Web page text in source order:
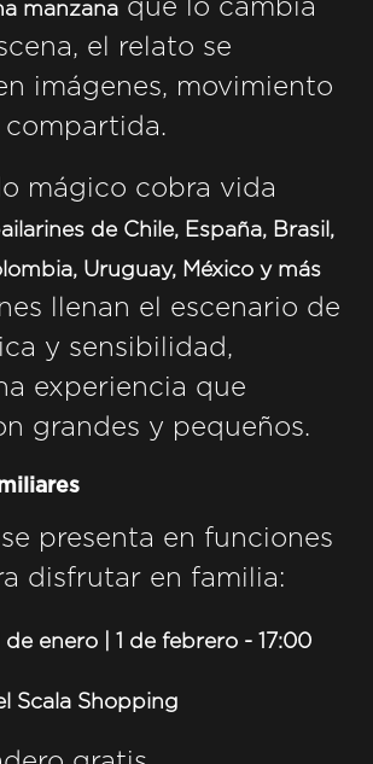
manzana que lo cambia
el relato se
imágenes, movimiento
mágico cobra vida
de Chile, España, Brasil,
Uruguay, México y más
llenan el escenario de
y sensibilidad,
experiencia que
grandes y pequeños.
se presenta en funciones
disfrutar en familia:
de enero | 1 de febrero - 17:00
Scala Shopping